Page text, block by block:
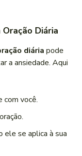
Diária
diária pode
a ansiedade. Aqui
com você.
ele se aplica à sua